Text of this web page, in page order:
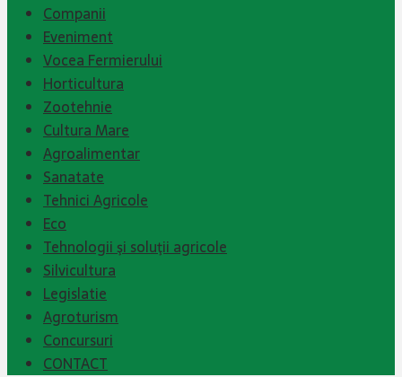
Companii
Eveniment
Vocea Fermierului
Horticultura
Zootehnie
Cultura Mare
Agroalimentar
Sanatate
Tehnici Agricole
Eco
Tehnologii şi soluţii agricole
Silvicultura
Legislatie
Agroturism
Concursuri
CONTACT